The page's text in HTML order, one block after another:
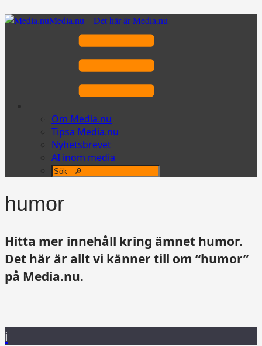
Media.nu – Det här är Media.nu
Om Media.nu
Tipsa Media.nu
Nyhetsbrevet
AI inom media
humor
Hitta mer innehåll kring ämnet humor.
Det här är allt vi känner till om “humor”
på Media.nu.
i